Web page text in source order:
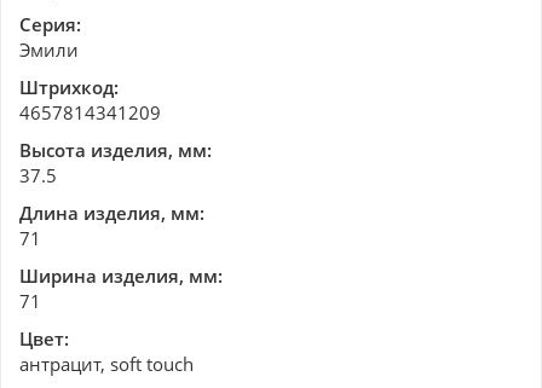
Серия:
Эмили
Штрихкод:
4657814341209
Высота изделия, мм:
37.5
Длина изделия, мм:
71
Ширина изделия, мм:
71
Цвет:
антрацит, soft touch